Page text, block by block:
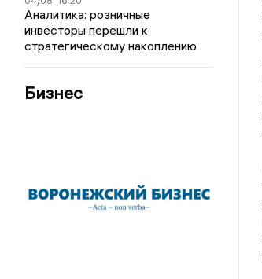
Аналитика: розничные
инвесторы перешли к
стратегическому накоплению
Бизнес